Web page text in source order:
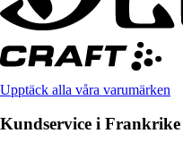
Upptäck alla våra varumärken
Kundservice i Frankrike